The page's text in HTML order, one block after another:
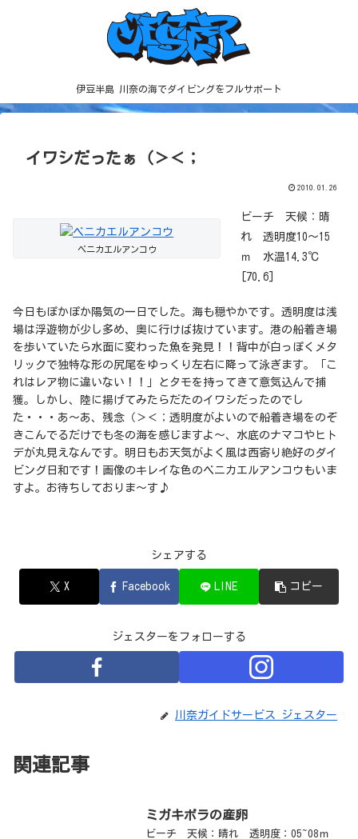
伊豆半島 川奈の海でダイビングをフルサポート
イワシだったぁ（＞＜；
2010.01.26
ベニカエルアンコウ
ビーチ 天候：晴
れ 透明度10～15
ｍ 水温14.3℃
[70.6]
今日もぽかぽか陽気の一日でした。海も穏やかです。透明度は浅
場は浮遊物が少し多め、奥に行けば抜けています。港の船着き場
を歩いていたら水面に変わった魚を発見！！背中が白っぽくメタ
リックで独特な形の尻尾をゆっくり左右に降って泳ぎます。「こ
れはレア物に違いない！！」とタモを持ってきて意気込んで捕
獲。しかし、陸に揚げてみたらだたのイワシだったのでし
た・・・あ～あ、残念（＞＜；透明度がよいので船着き場をのぞ
きこんでるだけでも冬の海を感じますよ～、水底のナマコやヒト
デが丸見えなんです。明日もお天気がよく風は西寄り絶好のダイ
ビング日和です！画像のキレイな色のベニカエルアンコウもいま
すよ。お待ちしておりま～す♪
シェアする
X Facebook LINE コピー
ジェスターをフォローする
川奈ガイドサービス ジェスター
関連記事
ミガキボラの産卵
ビーチ 天候：晴れ 透明度：05~08ｍ